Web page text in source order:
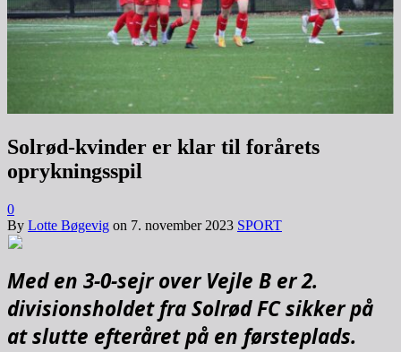
Solrød-kvinder er klar til forårets
oprykningsspil
0
By Lotte Bøgevig on 7. november 2023 SPORT
Med en 3-0-sejr over Vejle B er 2.
divisionsholdet fra Solrød FC sikker på
at slutte efteråret på en førsteplads.